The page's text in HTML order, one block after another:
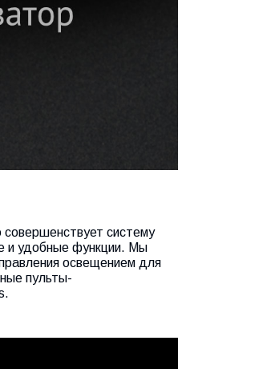
систему
и удобные функции. Мы
освещением для
пульты-